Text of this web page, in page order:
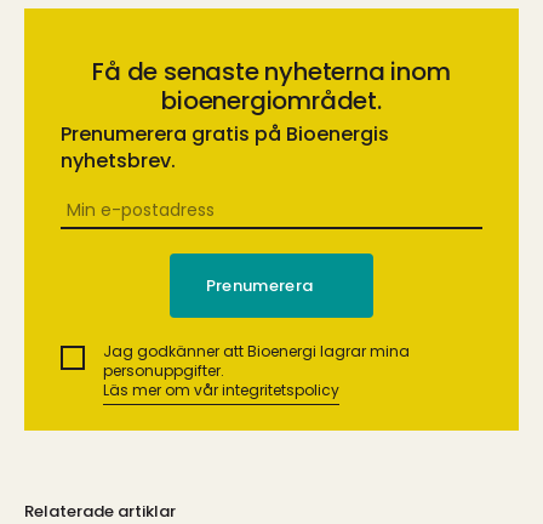
Få de senaste nyheterna inom
bioenergiområdet.
Prenumerera gratis på Bioenergis
nyhetsbrev.
Jag godkänner att Bioenergi lagrar mina
personuppgifter.
Läs mer om vår integritetspolicy
Relaterade artiklar